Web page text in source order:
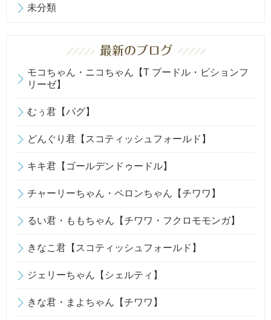
未分類
モコちゃん・ニコちゃん【T プードル・ビションフ
リーゼ】
むぅ君【パグ】
どんぐり君【スコティッシュフォールド】
キキ君【ゴールデンドゥードル】
チャーリーちゃん・ペロンちゃん【チワワ】
るい君・ももちゃん【チワワ・フクロモモンガ】
きなこ君【スコティッシュフォールド】
ジェリーちゃん【シェルティ】
きな君・まよちゃん【チワワ】